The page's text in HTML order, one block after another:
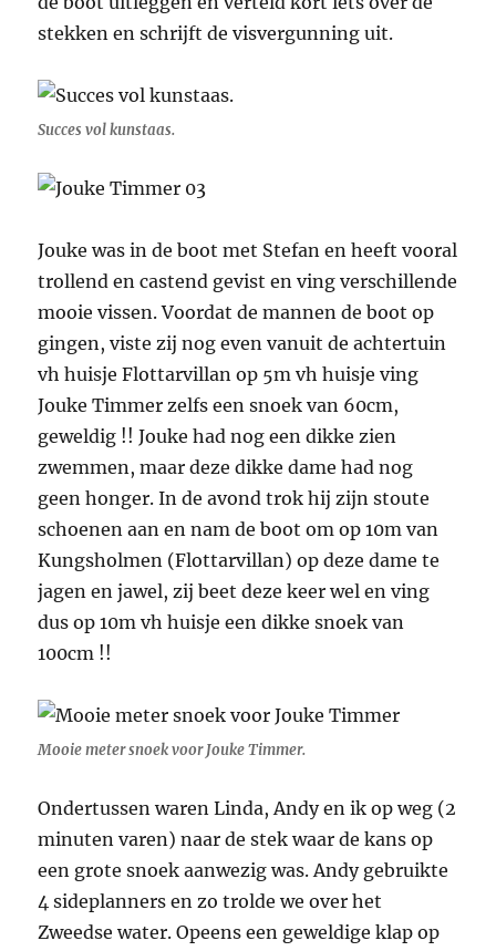
stekken en schrijft de visvergunning uit.
Succes vol kunstaas.
Jouke was in de boot met Stefan en heeft vooral
trollend en castend gevist en ving verschillende
mooie vissen. Voordat de mannen de boot op
gingen, viste zij nog even vanuit de achtertuin
vh huisje Flottarvillan op 5m vh huisje ving
Jouke Timmer zelfs een snoek van 60cm,
geweldig !! Jouke had nog een dikke zien
zwemmen, maar deze dikke dame had nog
geen honger. In de avond trok hij zijn stoute
schoenen aan en nam de boot om op 10m van
Kungsholmen (Flottarvillan) op deze dame te
jagen en jawel, zij beet deze keer wel en ving
dus op 10m vh huisje een dikke snoek van
100cm !!
Mooie meter snoek voor Jouke Timmer.
Ondertussen waren Linda, Andy en ik op weg (2
minuten varen) naar de stek waar de kans op
een grote snoek aanwezig was. Andy gebruikte
4 sideplanners en zo trolde we over het
Zweedse water. Opeens een geweldige klap op